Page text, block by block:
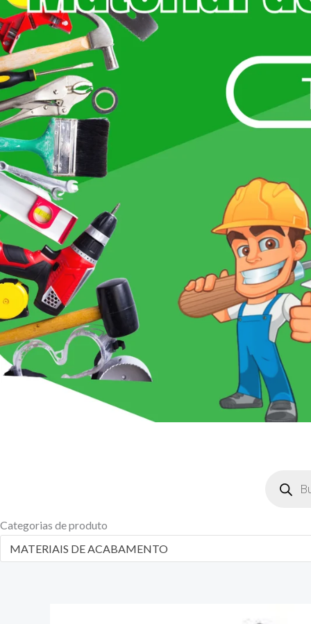
Categorias de produto
MATERIAIS DE ACABAMENTO